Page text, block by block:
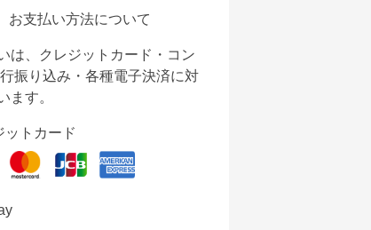
お支払い方法について
は、クレジットカード・コン
振り込み・各種電子決済に対
ます。
ットカード